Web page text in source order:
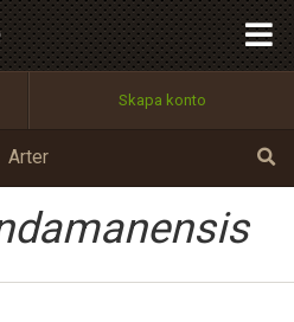
Skapa konto
Arter
100%
OK
Tillbaka till förstasidan